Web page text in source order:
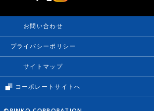
お問い合わせ
プライバシーポリシー
サイトマップ
コーポレートサイトへ